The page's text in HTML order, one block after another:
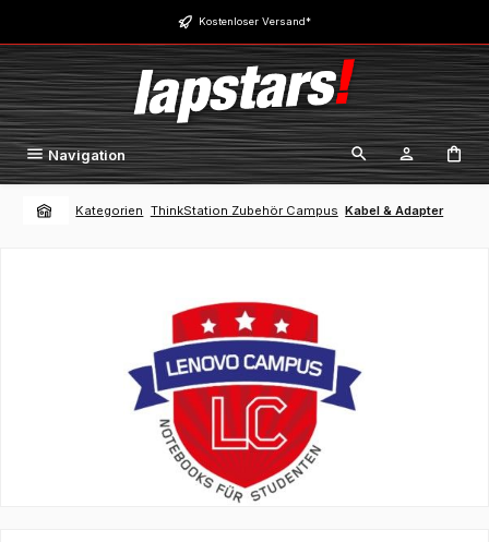
Zum Hauptinhalt springen Kostenloser Versand*
Navigation
Kategorien ThinkStation Zubehör Campus Kabel & Adapter